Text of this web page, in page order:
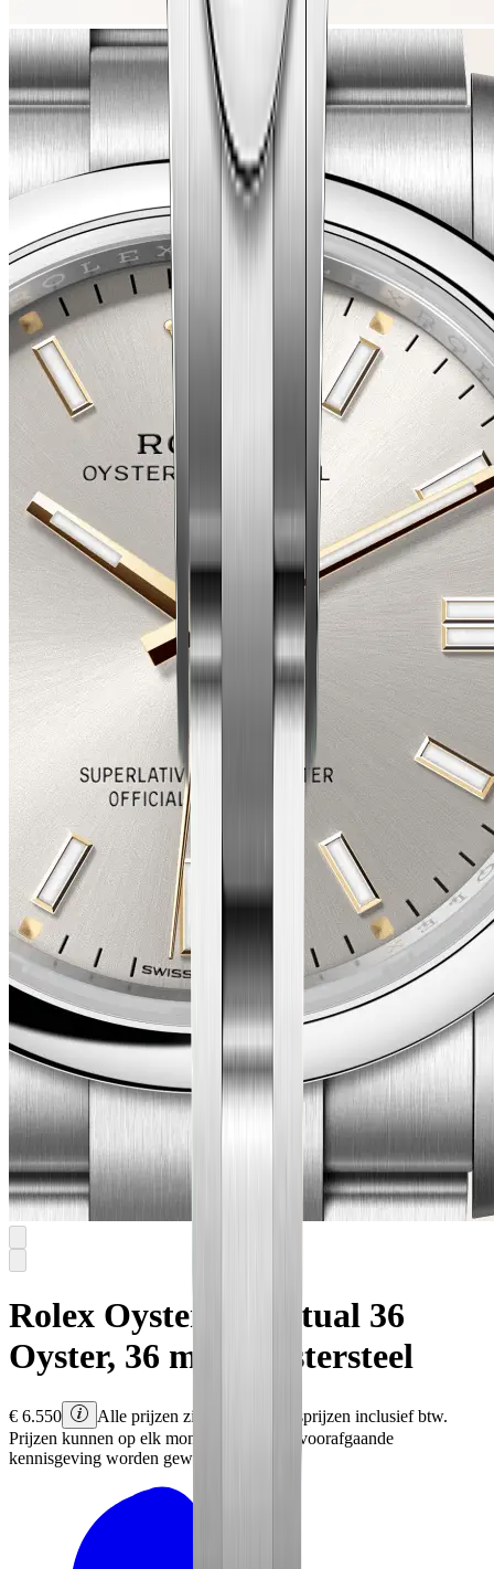
Rolex Oyster Perpetual 36
Oyster, 36 mm, Oystersteel
€ 6.550
Alle prijzen zijn Rolex adviesprijzen inclusief btw.
Prijzen kunnen op elk moment en zonder voorafgaande
kennisgeving worden gewijzigd.